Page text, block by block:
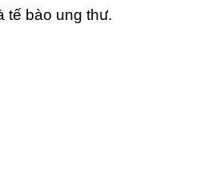
tế bào ung thư.